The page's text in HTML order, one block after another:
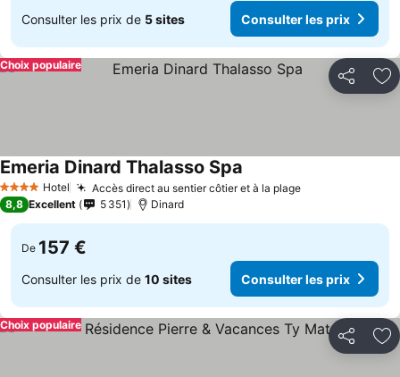
Consulter les prix de 5 sites Consulter les prix
Partager
Choix populaire
4 Étoiles Hotel Accès direct au sentier côtier et à la plage
Emeria Dinard Thalasso Spa
8,8 Excellent 5 351 Dinard
De 157 €
Consulter les prix de 10 sites Consulter les prix
Partager
Choix populaire